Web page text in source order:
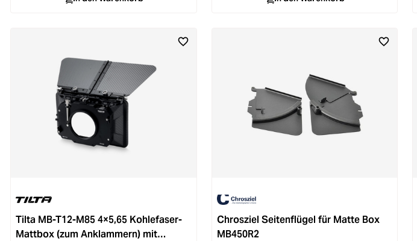
Tilta MB-T12-M85 4×5,65 Kohlefaser-
Mattbox (zum Anklammern) mit
Chrosziel Seitenflügel für Matte Box
MB450R2